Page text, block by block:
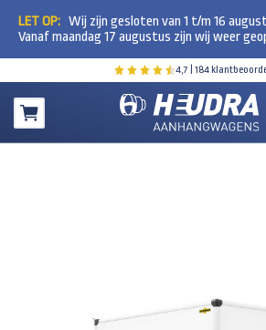
4,7 | 184
Winkelwagen
LET OP: Wij zijn gesloten van 1 t/m 16
Vanaf maandag 17 augustus zijn wij weer